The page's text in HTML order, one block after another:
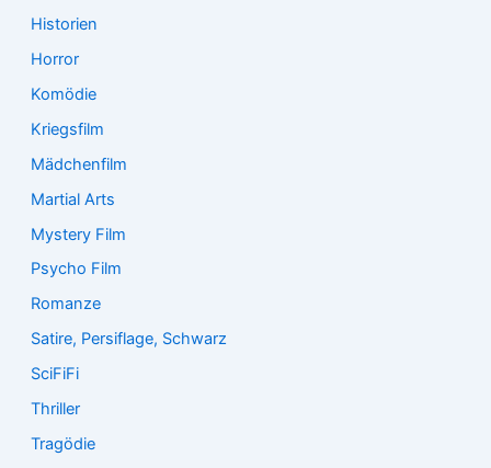
Historien
Horror
Komödie
Kriegsfilm
Mädchenfilm
Martial Arts
Mystery Film
Psycho Film
Romanze
Satire, Persiflage, Schwarz
SciFiFi
Thriller
Tragödie